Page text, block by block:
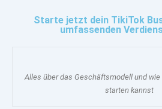
Starte jetzt dein TikiTok
umfassenden
Alles über das Geschäftsmodell und
starten kannst